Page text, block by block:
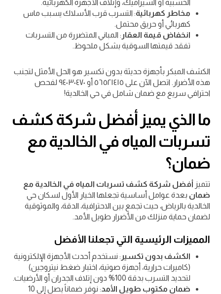
الخشبية أو السيراميك، وإتلاف الأجهزة الكهربائية.
مخاطر كهربائية: التسرب قرب الأسلاك يسبب ماس
كهربائي أو حريق محتمل.
انخفاض قيمة العقار : المباني المتضررة من التسربات
تفقد قيمتها السوقية بشكل ملحوظ.
الكشف المبكر بأجهزة حديثة بدون تكسير هو الحل الأمثل لتجنب
هذه الأضرار. اتصل الآن على ٥٦٥٢١٤١٥ أو ٩٤٠٣٠٤٧٠ لفحص
احترافي سريع مع ضمان شامل في حي الخالدية!
ما الذي يميز أفضل شركة كشف
تسربات المياه في الخالدية مع
ضمان؟
تتميز أفضل شركة كشف تسربات المياه في الخالدية مع
ضمان بعدة عوامل أساسية تجعلها الخيار الأول لسكان حي
الخالدية بالرياض، حيث تجمع بين الاحترافية، الدقة، والموثوقية
لضمان حماية منزلك من الأضرار طويل الأمد.
المميزات الرئيسية التي تجعلنا الأفضل
الكشف بدون تكسير : نستخدم أحدث الأجهزة الإلكترونية
(كاميرات حرارية، أجهزة صوتية، اختبار ضغط نيتروجين)
لتحديد التسرب بدقة 100% دون إتلاف الجدران أو الأرضيات.
ضمان مكتوب طويل الأمد
: نوفر ضماناً يصل إلى 10